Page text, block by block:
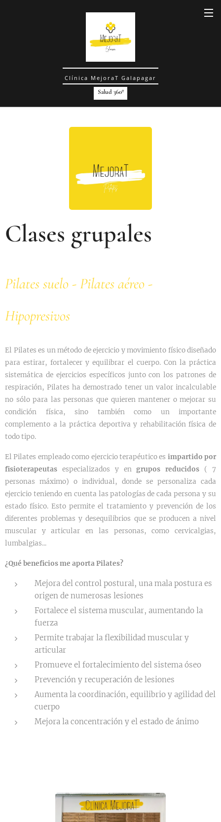
Clínica MejoraT Galapagar
Salud 360º
Clases grupales
Pilates suelo - Pilates aéreo -
Hipopresivos
El Pilates es un método de ejercicio y movimiento físico diseñado
para estirar, fortalecer y equilibrar el cuerpo. Con la práctica
sistemática de ejercicios específicos junto con los patrones de
respiración, Pilates ha demostrado tener un valor incalculable
no sólo para las personas que quieren mantener o mejorar su
condición física, sino también como un importante
complemento a la práctica deportiva y rehabilitación física de
todo tipo.
El Pilates empleado como ejercicio terapéutico es impartido por
fisioterapeutas especializados y engrupos reducidos ( 7
personas máximo) o individual, donde se personaliza cada
ejercicio teniendo en cuenta las patologías de cada persona y su
estado físico. Esto permite el tratamiento y prevención de los
diferentes problemas y desequilibrios que se producen a nivel
muscular y articular en las personas, como cervicalgias,
lumbalgias...
¿Qué beneficios me aporta Pilates?
Mejora del control postural, una mala postura es
origen de numerosas lesiones
Fortalece el sistema muscular, aumentando la
fuerza
Permite trabajar la flexibilidad muscular y
articular
Promueve el fortalecimiento del sistema óseo
Prevención y recuperación de lesiones
Aumenta la coordinación, equilibrio y agilidad del
cuerpo
Mejora la concentración y el estado de ánimo